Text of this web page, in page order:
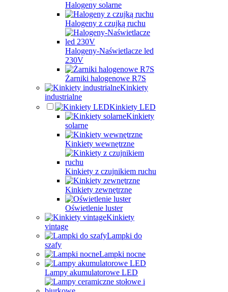
Halogeny solarne
Halogeny z czujką ruchu
Halogeny-Naświetlacze led
230V
Żarniki halogenowe R7S
Kinkiety
industrialne
Kinkiety LED
Kinkiety
solarne
Kinkiety wewnętrzne
Kinkiety z czujnikiem ruchu
Kinkiety zewnętrzne
Oświetlenie luster
Kinkiety
vintage
Lampki do
szafy
Lampki nocne
Lampy akumulatorowe LED